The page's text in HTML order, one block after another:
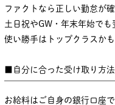
ファクトなら正しい勤怠が確
土日祝やGW・年末年始で
使い勝手はトップクラスかも
■自分に合った受け取り方
お給料はご自身の銀行口座で